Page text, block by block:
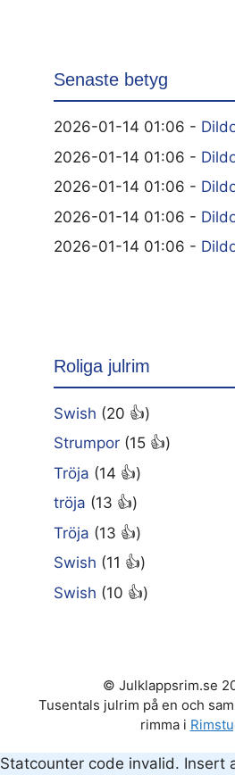
Senaste betyg
2026-01-14 01:06 -
2026-01-14 01:06 -
2026-01-14 01:06 -
2026-01-14 01:06 -
2026-01-14 01:06 -
Roliga julrim
Swish (20 👍)
Strumpor (15 👍)
Tröja (14 👍)
tröja (13 👍)
Tröja (13 👍)
Swish (11 👍)
Swish (10 👍)
© Julklappsrim.se
Tusentals julrim på en och
rimma i
Statcounter code invalid. Insert